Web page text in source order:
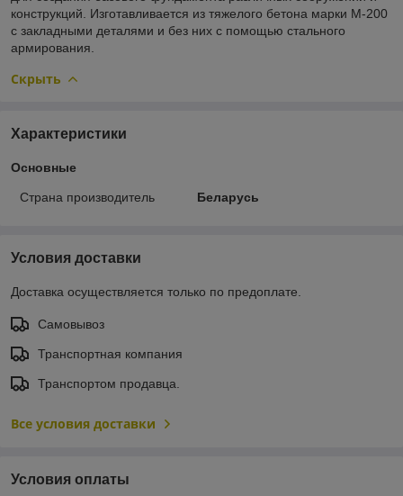
конструкций. Изготавливается из тяжелого бетона марки М-200
с закладными деталями и без них с помощью стального
армирования.
Скрыть
Характеристики
Основные
Страна производитель Беларусь
Условия доставки
Доставка осуществляется только по предоплате.
Самовывоз
Транспортная компания
Транспортом продавца.
Все условия доставки
Условия оплаты